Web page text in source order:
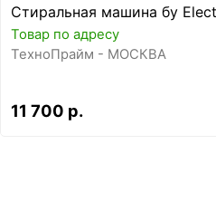
Стиральная машина бу
Товар по адресу
ТехноПрайм - МОСКВА
11 700 р.